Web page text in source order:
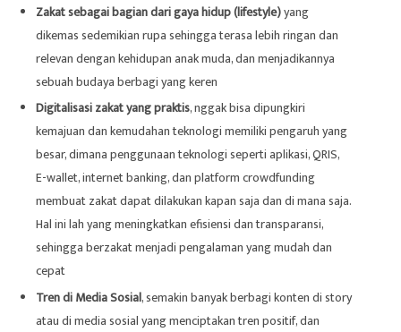
Zakat sebagai bagian dari gaya hidup (lifestyle)yang
dikemas sedemikian rupa sehingga terasa lebih ringan dan
relevan dengan kehidupan anak muda, dan menjadikannya
sebuah budaya berbagi yang keren
Digitalisasi zakat yang praktis, nggak bisa dipungkiri
kemajuan dan kemudahan teknologi memiliki pengaruh yang
besar, dimana penggunaan teknologi seperti aplikasi, QRIS,
E-wallet, internet banking, dan platform crowdfunding
membuat zakat dapat dilakukan kapan saja dan di mana saja.
Hal ini lah yang meningkatkan efisiensi dan transparansi,
sehingga berzakat menjadi pengalaman yang mudah dan
cepat
Tren di Media Sosial, semakin banyak berbagi konten di story
atau di media sosial yang menciptakan tren positif, dan